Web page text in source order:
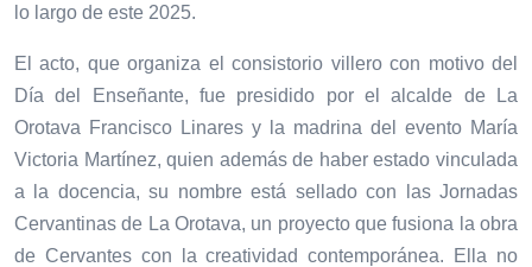
lo largo de este 2025.
El acto, que organiza el consistorio villero con motivo del
Día del Enseñante, fue presidido por el alcalde de La
Orotava Francisco Linares y la madrina del evento María
Victoria Martínez, quien además de haber estado vinculada
a la docencia, su nombre está sellado con las Jornadas
Cervantinas de La Orotava, un proyecto que fusiona la obra
de Cervantes con la creatividad contemporánea. Ella no